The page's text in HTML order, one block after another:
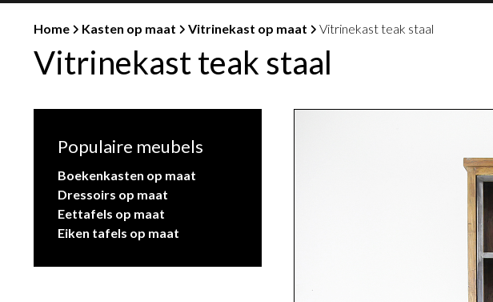
Home Kasten op maat Vitrinekast op maat Vitrinekast teak staal
Vitrinekast teak staal
Populaire meubels
Boekenkasten op maat
Dressoirs op maat
Eettafels op maat
Eiken tafels op maat